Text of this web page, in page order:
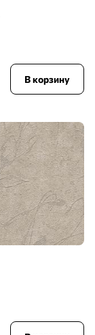
В корзину